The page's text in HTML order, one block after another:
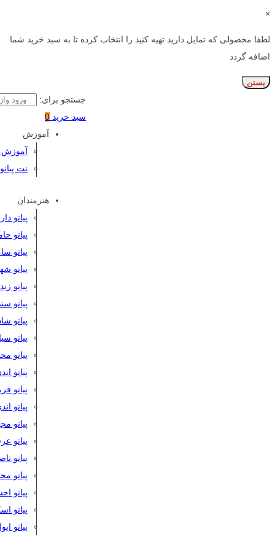
×
لطفا محصولی که تمایل دارید تهیه کنید را انتخاب کرده تا به سبد خرید شما
اضافه گردد
بستن
جستجو برای:
سبد خرید 0
آموزش
آموزش
نت پیانو
هنرمندان
پیانو
پیانو
پیانو
پیانو
پیانو
پیانو
پیانو
پیانو
پیانو
پیانو
پیانو
پیانو
پیانو
پیانو
پیانو
پیانو
پیانو
پیانو
پیانو